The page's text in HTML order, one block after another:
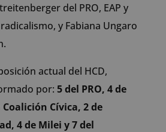
del PRO, EAP y
y Fabiana Ungaro
actual del HCD,
por: 5 del PRO, 4 de
Coalición Cívica, 2 de
4 de Milei y 7 del